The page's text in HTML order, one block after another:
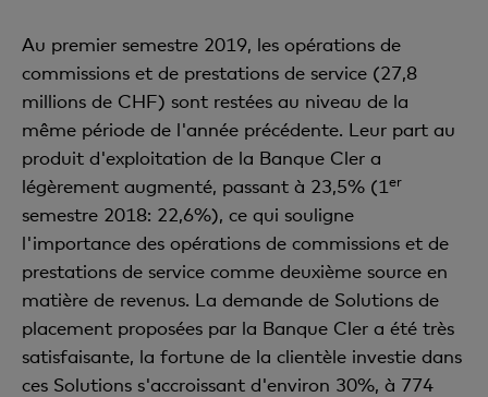
Au premier semestre 2019, les opérations de
commissions et de prestations de service (27,8
millions de CHF) sont restées au niveau de la
même période de l'année précédente. Leur part au
produit d'exploitation de la Banque Cler a
légèrement augmenté, passant à 23,5% (1er
semestre 2018: 22,6%), ce qui souligne
l'importance des opérations de commissions et de
prestations de service comme deuxième source en
matière de revenus. La demande de Solutions de
placement proposées par la Banque Cler a été très
satisfaisante, la fortune de la clientèle investie dans
ces Solutions s'accroissant d'environ 30%, à 774